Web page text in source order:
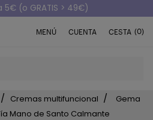
(o GRATIS > 49€)
MENÚ CUENTA CESTA (0)
Cremas multifuncional
Gema
Mano de Santo Calmante